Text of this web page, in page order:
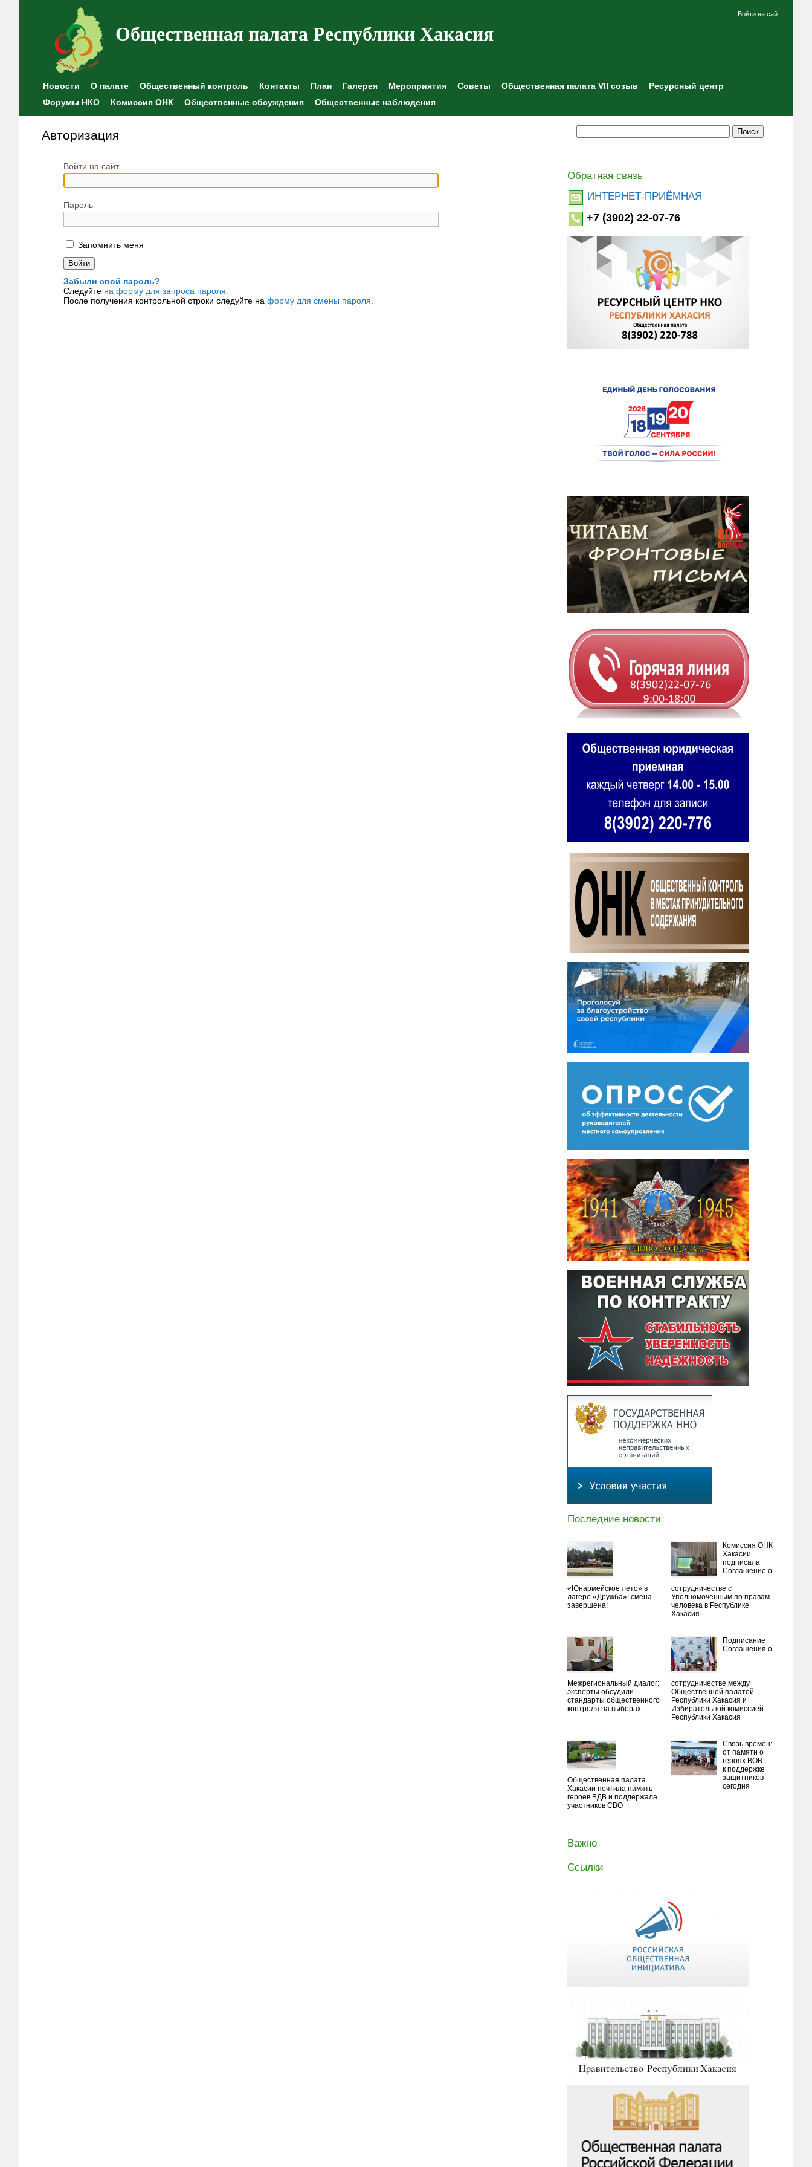
Общественная палата Республики Хакасия
Войти на сайт
Новости О палате Общественный контроль Контакты План Галерея Мероприятия Советы Общественная палата VII созыв
Ресурсный центр
Форумы НКО
Комиссия ОНК Общественные обсуждения Общественные наблюдения
Авторизация
Войти на сайт
Пароль
Запомнить меня
Забыли свой пароль?
Следуйте на форму для запроса пароля.
После получения контрольной строки следуйте на форму для смены пароля.
Обратная связь
ИНТЕРНЕТ-ПРИЁМНАЯ
+7 (3902) 22-07-76
Последние новости
«Юнармейское лето» в
лагере «Дружба»: смена
завершена!
Комиссия ОНК
Хакасии
подписала
Соглашение о
сотрудничестве с
Уполномоченным по правам
человека в Республике
Хакасия
Межрегиональный диалог:
эксперты обсудили
стандарты общественного
контроля на выборах
Подписание
Соглашения о
сотрудничестве между
Общественной палатой
Республики Хакасия и
Избирательной комиссией
Республики Хакасия
Общественная палата
Хакасии почтила память
героев ВДВ и поддержала
участников СВО
Связь времён:
от памяти о
героях ВОВ —
к поддержке
защитников
сегодня
Важно
Ссылки